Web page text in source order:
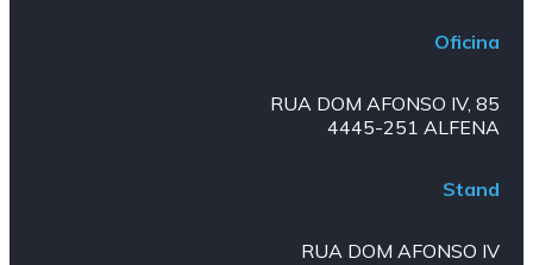
Oficina
RUA DOM AFONSO IV, 85
4445-251 ALFENA
Stand
RUA DOM AFONSO IV